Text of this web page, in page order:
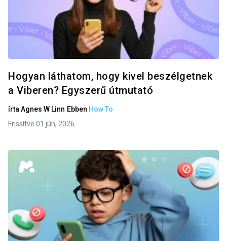
Hogyan láthatom, hogy kivel beszélgetnek
a Viberen? Egyszerű útmutató
írta Agnes W Linn Ebben How To
Frissítve 01 jún, 2026